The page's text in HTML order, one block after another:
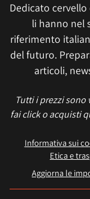
Dedicato
li hanno nel
riferimento
del futuro.
articoli,
Tutti i prezzi
fai click o acquisti
Informativa sui
Etica e
Aggiorna le